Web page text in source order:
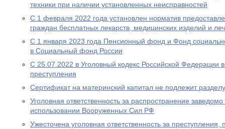
техники при наличии установленных неисправностей
С 1 февраля 2022 года установлен норматив
граждан бесплатных лекарств, медицинских изделий и
С 1 января 2023 года Пенсионный фонд и Фонд
в Социальный фонд России
С 25.07.2022 в Уголовный кодекс Российской Федерации
преступления
Сертификат на материнский капитал не подлежит
Уголовная ответственность за распространение
использовании Вооруженных Сил РФ
Ужесточена уголовная ответственность за